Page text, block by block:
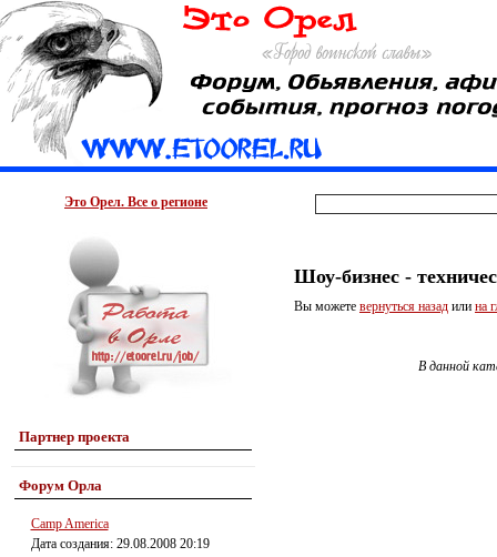
Это Орел. Все о регионе
Партнер проекта
Форум Орла
Camp America
Дата создания: 29.08.2008 20:19
Шоу-бизнес -
Вы можете вернуться назад или на
В данной